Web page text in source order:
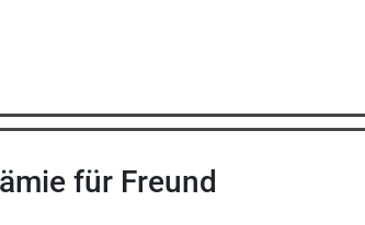
für Freund